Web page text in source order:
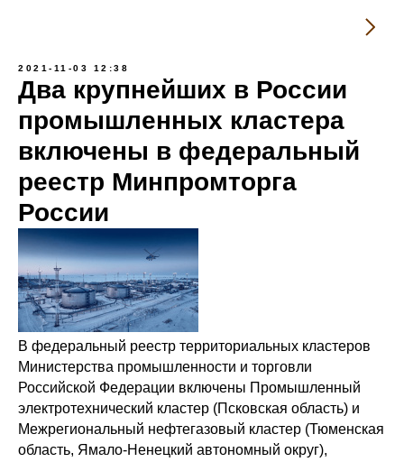
2021-11-03 12:38
Два крупнейших в России
промышленных кластера
включены в федеральный
реестр Минпромторга
России
В федеральный реестр территориальных кластеров
Министерства промышленности и торговли
Российской Федерации включены Промышленный
электротехнический кластер (Псковская область) и
Межрегиональный нефтегазовый кластер (Тюменская
область, Ямало-Ненецкий автономный округ),